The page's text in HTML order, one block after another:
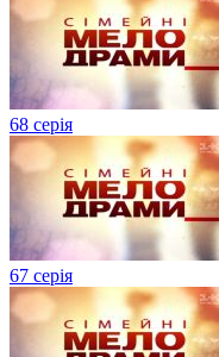
68 серія
67 серія